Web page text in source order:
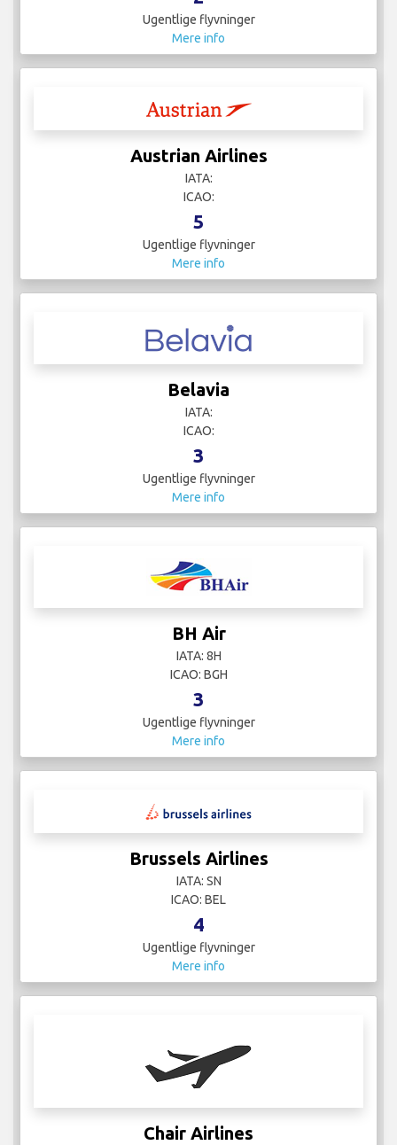
Ugentlige flyvninger
Mere info
Austrian Airlines
IATA:
ICAO:
5
Ugentlige flyvninger
Mere info
Belavia
IATA:
ICAO:
3
Ugentlige flyvninger
Mere info
BH Air
IATA: 8H
ICAO: BGH
3
Ugentlige flyvninger
Mere info
Brussels Airlines
IATA: SN
ICAO: BEL
4
Ugentlige flyvninger
Mere info
Chair Airlines